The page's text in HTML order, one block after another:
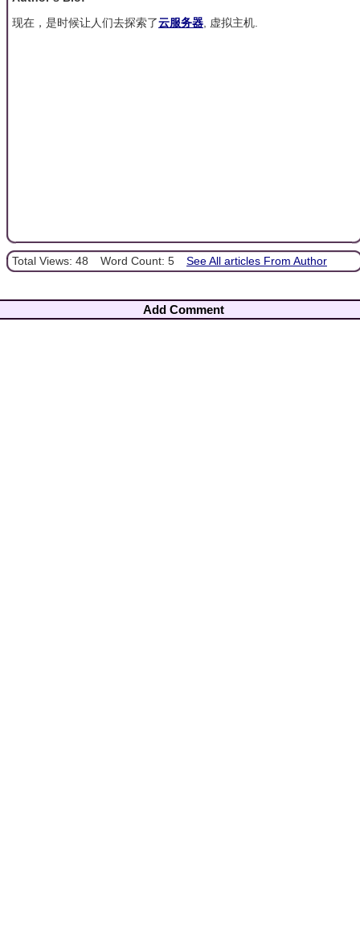
现在，是时候让人们去探索了云服务器, 虚拟主机.
Total Views: 48 Word Count: 5 See All articles From Author
Add Comment